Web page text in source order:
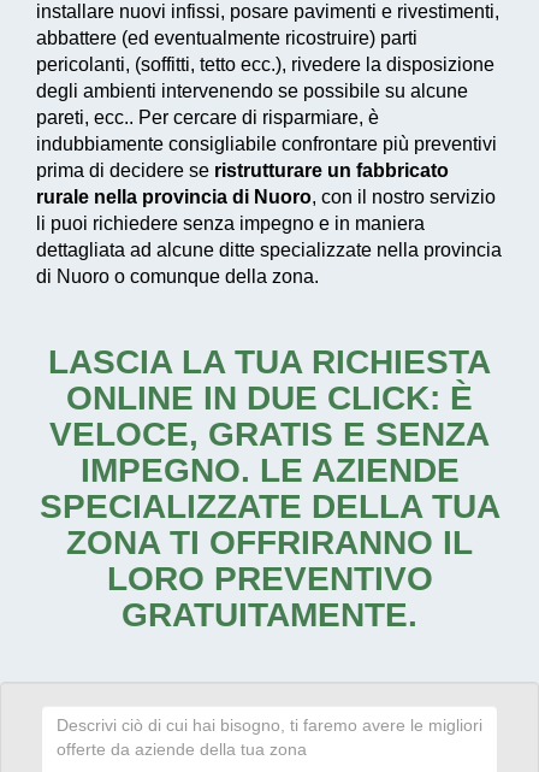
installare nuovi infissi, posare pavimenti e rivestimenti,
abbattere (ed eventualmente ricostruire) parti
pericolanti, (soffitti, tetto ecc.), rivedere la disposizione
degli ambienti intervenendo se possibile su alcune
pareti, ecc.. Per cercare di risparmiare, è
indubbiamente consigliabile confrontare più preventivi
prima di decidere se ristrutturare un fabbricato
rurale nella provincia di Nuoro, con il nostro servizio
li puoi richiedere senza impegno e in maniera
dettagliata ad alcune ditte specializzate nella provincia
di Nuoro o comunque della zona.
LASCIA LA TUA RICHIESTA
ONLINE IN DUE CLICK: È
VELOCE, GRATIS E SENZA
IMPEGNO. LE AZIENDE
SPECIALIZZATE DELLA TUA
ZONA TI OFFRIRANNO IL
LORO PREVENTIVO
GRATUITAMENTE.